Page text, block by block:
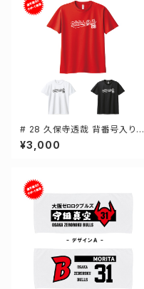
# 28 久保寺透哉 背番号入りロ
ゴ ドライTシャツ 半袖 選手還元
3カラー S-5Lサイズ 000300
¥3,000